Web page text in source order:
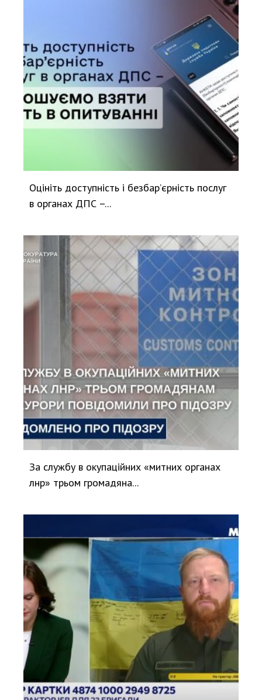
Оцініть доступність і безбар’єрність послуг
в органах ДПС –...
За службу в окупаційних «митних органах
лнр» трьом громадяна...